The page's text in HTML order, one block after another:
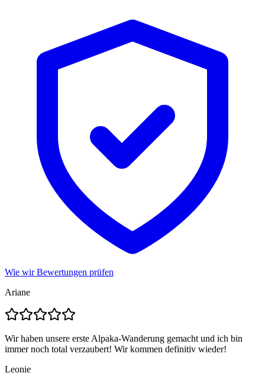
Wie wir Bewertungen prüfen
Ariane
Wir haben unsere erste Alpaka-Wanderung gemacht und ich bin
immer noch total verzaubert! Wir kommen definitiv wieder!
Leonie